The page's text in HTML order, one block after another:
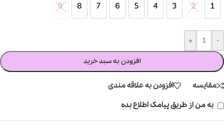
1
1
2
2
3
3
4
4
5
5
6
6
7
7
8
8
9
9
-
+
افزودن به سبد خرید
مقایسه
افزودن به علاقه مندی
به من از طریق پیامک اطلاع بده